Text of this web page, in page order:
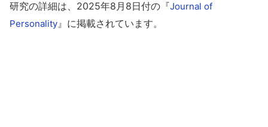
研究の詳細は、2025年8月8日付の『Journal of
Personality 』に掲載されています。